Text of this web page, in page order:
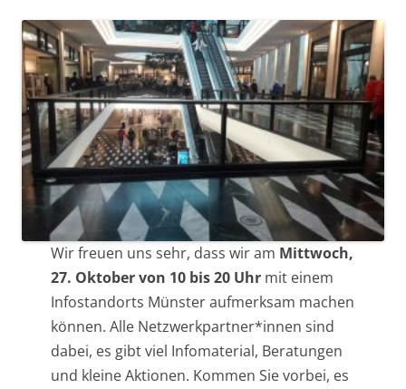
Wir freuen uns sehr, dass wir am Mittwoch,
27. Oktober von 10 bis 20 Uhr mit einem
Infostandorts Münster aufmerksam machen
können. Alle Netzwerkpartner*innen sind
dabei, es gibt viel Infomaterial, Beratungen
und kleine Aktionen. Kommen Sie vorbei, es